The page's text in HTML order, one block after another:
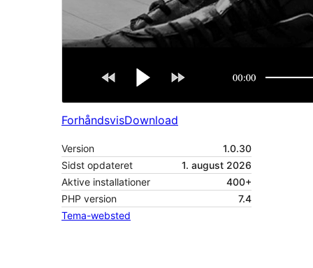
ForhåndsvisDownload
Version
1.0.30
Sidst opdateret
1. august 2026
Aktive installationer
400+
PHP version
7.4
Tema-websted